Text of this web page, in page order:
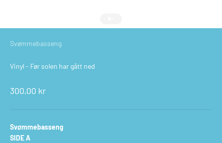
Svømmebasseng
Vinyl - Før solen har gått ned
Salgspris
300,00 kr
Svømmebasseng
SIDE A